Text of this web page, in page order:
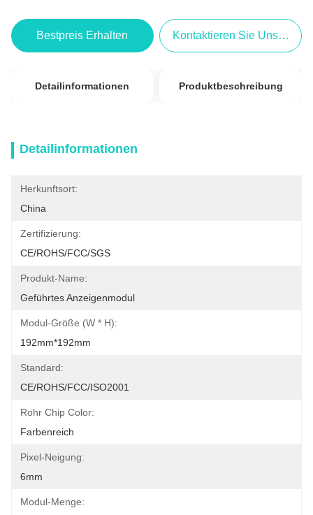
Bestpreis Erhalten Kontaktieren Sie Uns Jetzt
Detailinformationen Produktbeschreibung
Detailinformationen
Herkunftsort:
China
Zertifizierung:
CE/ROHS/FCC/SGS
Produkt-Name:
Geführtes Anzeigenmodul
Modul-Größe (W * H):
192mm*192mm
Standard:
CE/ROHS/FCC/ISO2001
Rohr Chip Color:
Farbenreich
Pixel-Neigung:
6mm
Modul-Menge: